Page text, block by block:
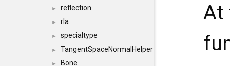
► reflection
► rla
► specialtype
► TangentSpaceNormalHelper
► Bone
At